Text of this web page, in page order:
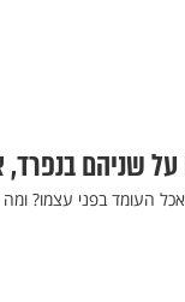
שניהם
העומד בפני עצמו?